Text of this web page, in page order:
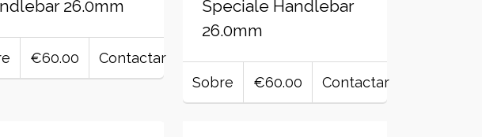
26.0mm
€60.00 Contactar
Speciale Handlebar
26.0mm
Sobre €60.00 Contactar